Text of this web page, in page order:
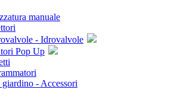
manuale
- Idrovalvole
Pop Up
giardino - Accessori